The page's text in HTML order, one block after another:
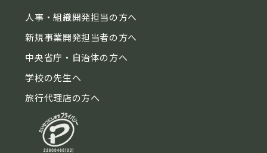
人事・組織開発担当の方へ
新規事業開発担当者の方へ
中央省庁・自治体の方へ
学校の先生へ
旅行代理店の方へ